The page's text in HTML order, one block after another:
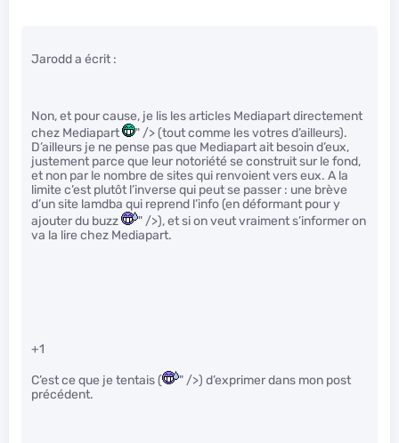
Jarodd a écrit :
Non, et pour cause, je lis les articles Mediapart directement
chez Mediapart
" /> (tout comme les votres d’ailleurs).
D’ailleurs je ne pense pas que Mediapart ait besoin d’eux,
justement parce que leur notoriété se construit sur le fond,
et non par le nombre de sites qui renvoient vers eux. A la
limite c’est plutôt l’inverse qui peut se passer : une brève
d’un site lamdba qui reprend l’info (en déformant pour y
ajouter du buzz
" />), et si on veut vraiment s’informer on
va la lire chez Mediapart.
+1
C’est ce que je tentais (
" />) d’exprimer dans mon post
précédent.